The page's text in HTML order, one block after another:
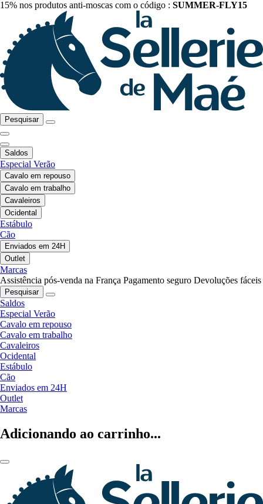
15% nos produtos anti-moscas com o código : SUMMER-FLY15
Pesquisar
Saldos
Especial Verão
Cavalo em repouso
Cavalo em trabalho
Cavaleiros
Ocidental
Estábulo
Cão
Enviados em 24H
Outlet
Marcas
Assistência pós-venda na França Pagamento seguro Devoluções fáceis
Pesquisar
Saldos
Especial Verão
Cavalo em repouso
Cavalo em trabalho
Cavaleiros
Ocidental
Estábulo
Cão
Enviados em 24H
Outlet
Marcas
Adicionando ao carrinho...